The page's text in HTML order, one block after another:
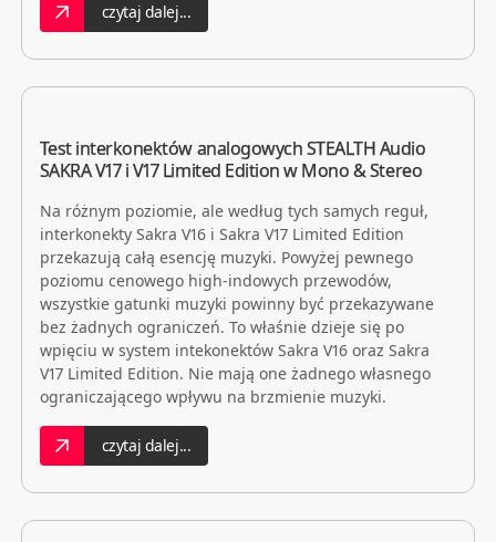
czytaj dalej...
Test interkonektów analogowych STEALTH Audio
SAKRA V17 i V17 Limited Edition w Mono & Stereo
Na różnym poziomie, ale według tych samych reguł,
interkonekty Sakra V16 i Sakra V17 Limited Edition
przekazują całą esencję muzyki. Powyżej pewnego
poziomu cenowego high-indowych przewodów,
wszystkie gatunki muzyki powinny być przekazywane
bez żadnych ograniczeń. To właśnie dzieje się po
wpięciu w system intekonektów Sakra V16 oraz Sakra
V17 Limited Edition. Nie mają one żadnego własnego
ograniczającego wpływu na brzmienie muzyki.
czytaj dalej...